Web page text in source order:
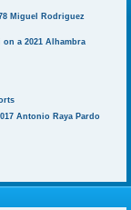
Miguel Rodriguez
a 2021 Alhambra
Antonio Raya Pardo